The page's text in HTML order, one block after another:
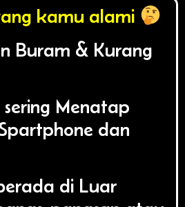
kamu alami
Buram & Kurang
Menatap
dan
di Luar